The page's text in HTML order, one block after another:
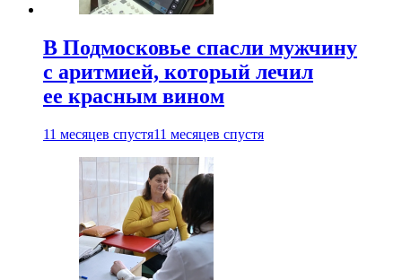
В Подмосковье спасли мужчину
с аритмией, который лечил
ее красным вином
11 месяцев спустя11 месяцев спустя